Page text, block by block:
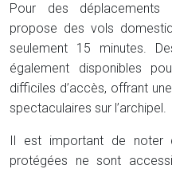
Pour des déplacements
propose des vols
seulement 15 minutes.
également disponibles
difficiles d’accès, offrant
spectaculaires sur l’archipel.
Il est important de noter
protégées ne sont